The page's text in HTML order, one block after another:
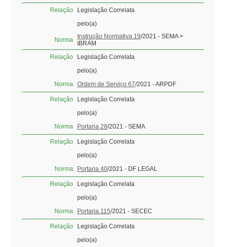
Relação
Legislação Correlata
pelo(a)
Norma Instrução Normativa 19/2021 - SEMA >
IBRAM
Relação
Legislação Correlata
pelo(a)
Norma
Ordem de Serviço 67/2021 - ARPDF
Relação
Legislação Correlata
pelo(a)
Norma
Portaria 28/2021 - SEMA
Relação
Legislação Correlata
pelo(a)
Norma
Portaria 40/2021 - DF LEGAL
Relação
Legislação Correlata
pelo(a)
Norma
Portaria 115/2021 - SECEC
Relação
Legislação Correlata
pelo(a)